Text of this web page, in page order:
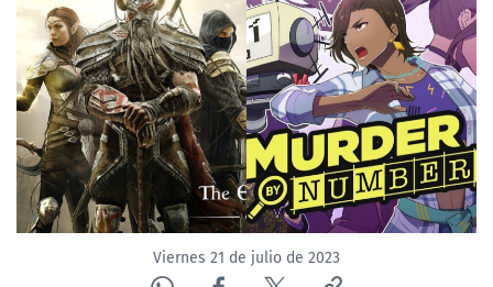
TELESERIES
NTV
ACTUALIDAD Y TENDENCIAS
CORPORATIVO Y TRANSPARENCIA
CANAL DE DENUNCIASViernes 21 de julio de 2023